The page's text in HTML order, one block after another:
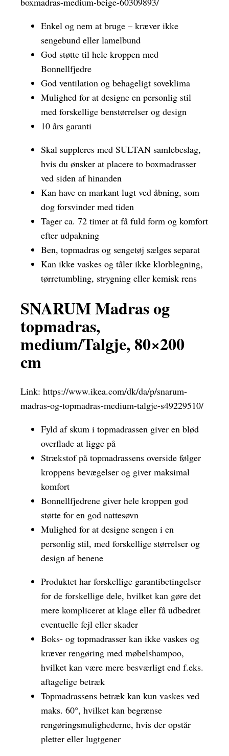
Enkel og nem at bruge – kræver ikke
sengebund eller lamelbund
God støtte til hele kroppen med
Bonnellfjedre
God ventilation og behageligt soveklima
Mulighed for at designe en personlig stil
med forskellige benstørrelser og design
10 års garanti
Skal suppleres med SULTAN samlebeslag,
hvis du ønsker at placere to boxmadrasser
ved siden af hinanden
Kan have en markant lugt ved åbning, som
dog forsvinder med tiden
Tager ca. 72 timer at få fuld form og komfort
efter udpakning
Ben, topmadras og sengetøj sælges separat
Kan ikke vaskes og tåler ikke klorblegning,
tørretumbling, strygning eller kemisk rens
SNARUM Madras og
topmadras,
medium/Talgje, 80×200
cm
Link: https://www.ikea.com/dk/da/p/snarum-
madras-og-topmadras-medium-talgje-s49229510/
Fyld af skum i topmadrassen giver en blød
overflade at ligge på
Strækstof på topmadrassens overside følger
kroppens bevægelser og giver maksimal
komfort
Bonnellfjedrene giver hele kroppen god
støtte for en god nattesøvn
Mulighed for at designe sengen i en
personlig stil, med forskellige størrelser og
design af benene
Produktet har forskellige garantibetingelser
for de forskellige dele, hvilket kan gøre det
mere kompliceret at klage eller få udbedret
eventuelle fejl eller skader
Boks- og topmadrasser kan ikke vaskes og
kræver rengøring med møbelshampoo,
hvilket kan være mere besværligt end f.eks.
aftagelige betræk
Topmadrassens betræk kan kun vaskes ved
maks. 60°, hvilket kan begrænse
rengøringsmulighederne, hvis der opstår
pletter eller lugtgener